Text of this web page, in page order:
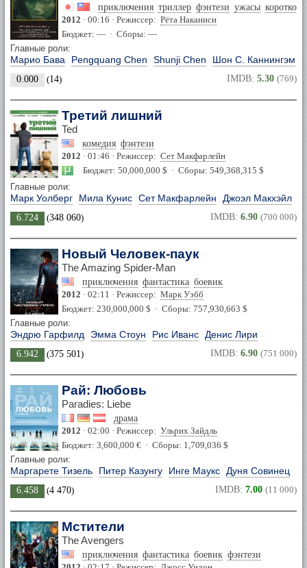
приключения триллер фэнтези ужасы
2012 · 00:16 · Режиссер: Рёта Наканиси
Бюджет: — · Сборы: —
Главные роли:
Марио Бава Pengquang Chen Shunji Chen Шон С. Каннингэм
0.000 (14) IMDB: 5.30 (769)
Третий лишний
Ted
комедия фэнтези
2012 · 01:46 · Режиссер: Сет Макфарлейн
Бюджет: 50,000,000 $ · Сборы: 549,368,315 $
Главные роли:
Марк Уолберг Мила Кунис Сет Макфарлейн Джоэл Макхэйл
6.724 (348 060) IMDB: 6.90 (700 000)
Новый Человек-паук
The Amazing Spider-Man
приключения фантастика боевик
2012 · 02:11 · Режиссер: Марк Уэбб
Бюджет: 230,000,000 $ · Сборы: 757,930,663 $
Главные роли:
Эндрю Гарфилд Эмма Стоун Рис Иванс Денис Лири
6.942 (375 501) IMDB: 6.90 (751 000)
Рай: Любовь
Paradies: Liebe
драма
2012 · 02:00 · Режиссер: Ульрих Зайдль
Бюджет: 3,600,000 € · Сборы: 1,709,036 $
Главные роли:
Маргарете Тизель Питер Казунгу Инге Маукс Дуня Совинец
6.458 (4 470) IMDB: 7.00 (11 000)
Мстители
The Avengers
приключения фантастика боевик фэнтези